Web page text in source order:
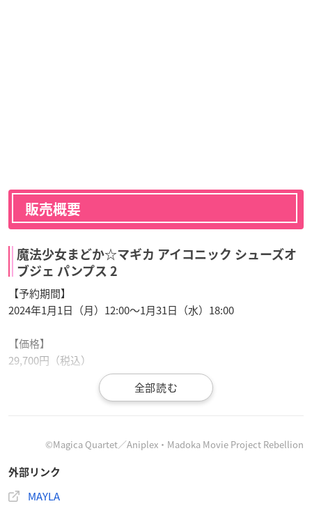
販売概要
魔法少女まどか☆マギカ アイコニック シューズオ
ブジェ パンプス 2
【予約期間】
2024年1月1日（月）12:00～1月31日（水）18:00
【価格】
29,700円（税込）
🎂 ⌒⌒⌒⌒⌒🎂
ナイトメアの浄化の儀式を行う
魔法少女たちをモチーフにしたパンプス👠
©Magica Quartet／Aniplex・Madoka Movie Project Rebellion
外部リンク
MAYLA